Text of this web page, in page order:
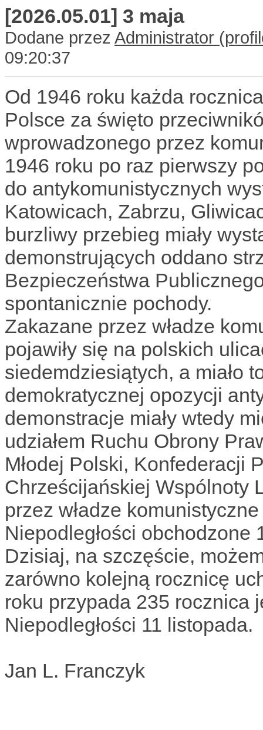
[2026.05.01] 3 maja
Dodane przez Administrator
09:20:37
Od 1946 roku każda
Polsce za święto
wprowadzonego przez
1946 roku po raz pierwszy
do antykomunistycznych
Katowicach, Zabrzu,
burzliwy przebieg miały
demonstrujących oddano
Bezpieczeństwa
spontanicznie pochody.
Zakazane przez władze
pojawiły się na polskich
siedemdziesiątych, a miało
demokratycznej opozycji
demonstracje miały wtedy
udziałem Ruchu Obrony
Młodej Polski, Konfederacji
Chrześcijańskiej Wspólnoty
przez władze
Niepodległości obchodzone
Dzisiaj, na szczęście,
zarówno kolejną rocznicę
roku przypada 235 rocznica
Niepodległości 11 listopada.
Jan L. Franczyk